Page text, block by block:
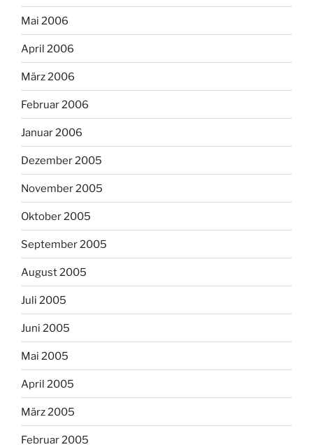
Mai 2006
April 2006
März 2006
Februar 2006
Januar 2006
Dezember 2005
November 2005
Oktober 2005
September 2005
August 2005
Juli 2005
Juni 2005
Mai 2005
April 2005
März 2005
Februar 2005